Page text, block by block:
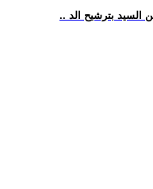
السيد بترشيح الد